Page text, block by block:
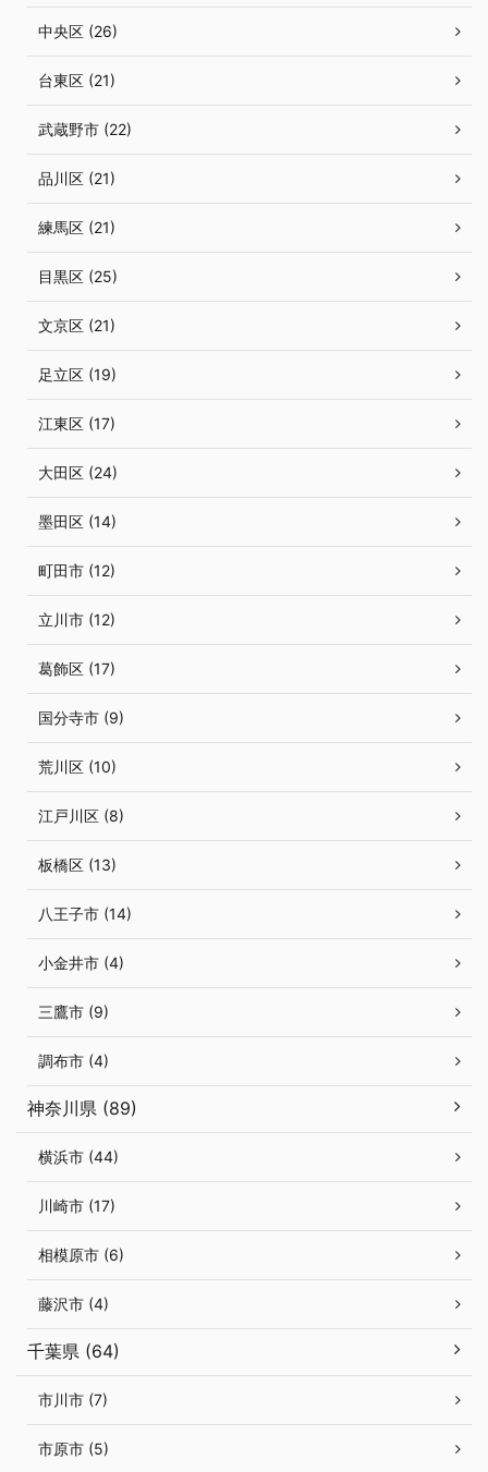
中央区 (26)
台東区 (21)
武蔵野市 (22)
品川区 (21)
練馬区 (21)
目黒区 (25)
文京区 (21)
足立区 (19)
江東区 (17)
大田区 (24)
墨田区 (14)
町田市 (12)
立川市 (12)
葛飾区 (17)
国分寺市 (9)
荒川区 (10)
江戸川区 (8)
板橋区 (13)
八王子市 (14)
小金井市 (4)
三鷹市 (9)
調布市 (4)
神奈川県 (89)
横浜市 (44)
川崎市 (17)
相模原市 (6)
藤沢市 (4)
千葉県 (64)
市川市 (7)
市原市 (5)